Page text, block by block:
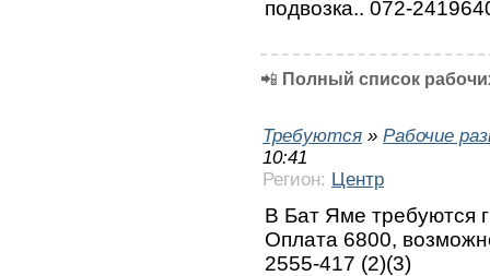
подвозка.. 072-
📲 Полный список
Требуются » Рабочие
10:41
Регион: Центр
В Бат Яме требуются
Оплата 6800,
2555-417 (2)(3)